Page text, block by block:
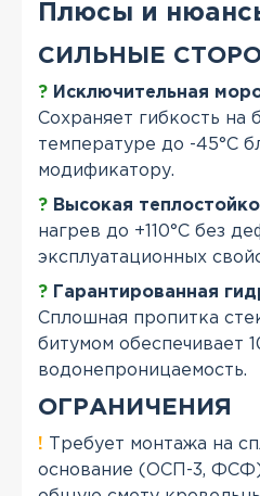
Плюсы и
СИЛЬНЫЕ
? Исключительная
Сохраняет гибкость на
температуре до -45°С
модификатору.
? Высокая
нагрев до +110°С без
эксплуатационных
? Гарантированная
Сплошная пропитка
битумом обеспечивает
водонепроницаемость.
ОГРАНИЧЕНИЯ
! Требует монтажа на
основание (ОСП-3,